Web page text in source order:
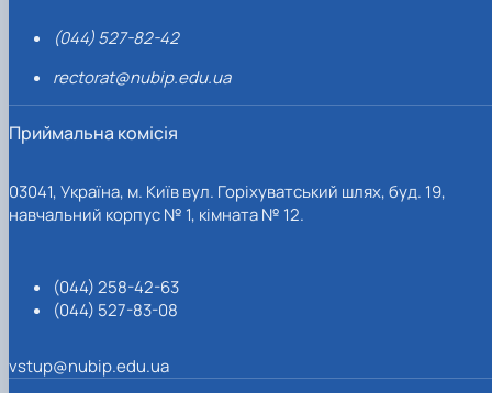
(044) 527-82-42
rectorat@nubip.edu.ua
Приймальна комісія
03041, Україна, м. Київ вул. Горіхуватський шлях, буд. 19,
навчальний корпус № 1, кімната № 12.
(044) 258-42-63
(044) 527-83-08
vstup@nubip.edu.ua